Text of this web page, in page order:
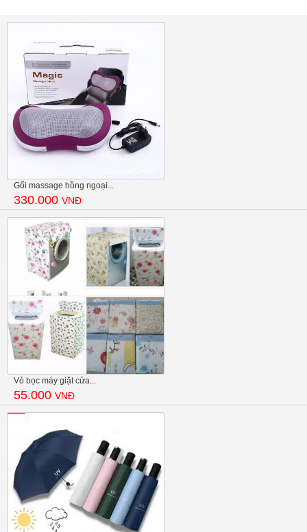
Gối massage hồng ngoại...
330.000 VNĐ
Vỏ bọc máy giặt cửa...
55.000 VNĐ